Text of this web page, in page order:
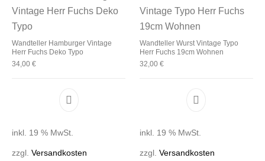
Wandteller Hamburger Vintage
Herr Fuchs Deko Typo
34,00€
inkl. 19 % MwSt.
zzgl.Versandkosten
Wandteller Wurst Vintage Typo
Herr Fuchs 19cm Wohnen
32,00 €
inkl. 19 % MwSt.
zzgl. Versandkosten